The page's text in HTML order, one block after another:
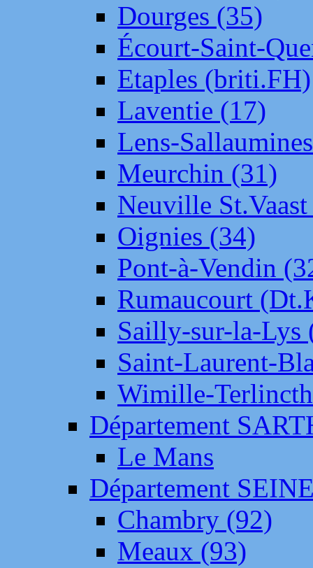
Dourges (35)
Écourt-Saint-
Etaples (briti.FH)
Laventie (17)
Lens-
Meurchin (31)
Neuville
Oignies (34)
Pont-à-Vendin
Rumaucourt
Sailly-sur-la-Lys
Saint-Laurent-
Wimille-
Département
Le Mans
Département
Chambry (92)
Meaux (93)